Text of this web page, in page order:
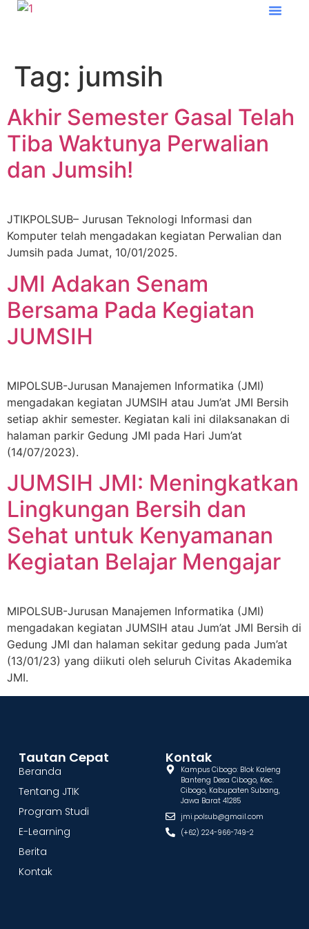
Tag: jumsih
Akhir Semester Gasal Telah
Tiba Waktunya Perwalian
dan Jumsih!
JTIKPOLSUB– Jurusan Teknologi Informasi dan
Komputer telah mengadakan kegiatan Perwalian dan
Jumsih pada Jumat, 10/01/2025.
JMI Adakan Senam
Bersama Pada Kegiatan
JUMSIH
MIPOLSUB-Jurusan Manajemen Informatika (JMI)
mengadakan kegiatan JUMSIH atau Jum’at JMI Bersih
setiap akhir semester. Kegiatan kali ini dilaksanakan di
halaman parkir Gedung JMI pada Hari Jum’at
(14/07/2023).
JUMSIH JMI: Meningkatkan
Lingkungan Bersih dan
Sehat untuk Kenyamanan
Kegiatan Belajar Mengajar
MIPOLSUB-Jurusan Manajemen Informatika (JMI)
mengadakan kegiatan JUMSIH atau Jum’at JMI Bersih di
Gedung JMI dan halaman sekitar gedung pada Jum’at
(13/01/23) yang diikuti oleh seluruh Civitas Akademika
JMI.
Tautan Cepat
Beranda
Tentang JTIK
Program Studi
E-Learning
Berita
Kontak
Kontak
Kampus Cibogo: Blok Kaleng
Banteng Desa Cibogo, Kec.
Cibogo, Kabupaten Subang,
Jawa Barat 41285
jmi.polsub@gmail.com
(+62) 224-966-749-2